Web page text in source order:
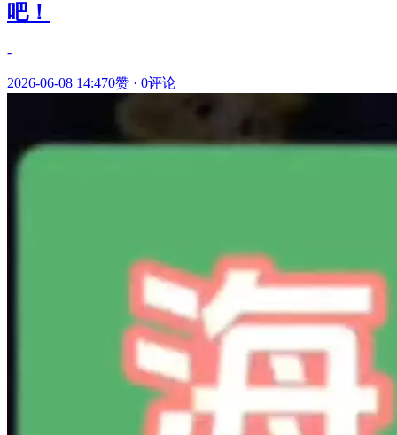
吧！
-
2026-06-08 14:470赞 · 0评论